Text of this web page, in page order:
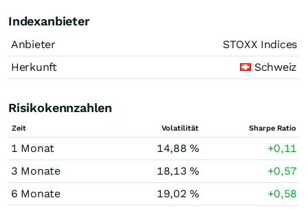
Indexanbieter
Anbieter
STOXX Indices
Herkunft
Schweiz
Risikokennzahlen
Zeit Volatilität Sharpe Ratio
1 Monat 14,88 %
+0,11
3 Monate
18,13 %
+0,57
6 Monate
19,02 %
+0,58